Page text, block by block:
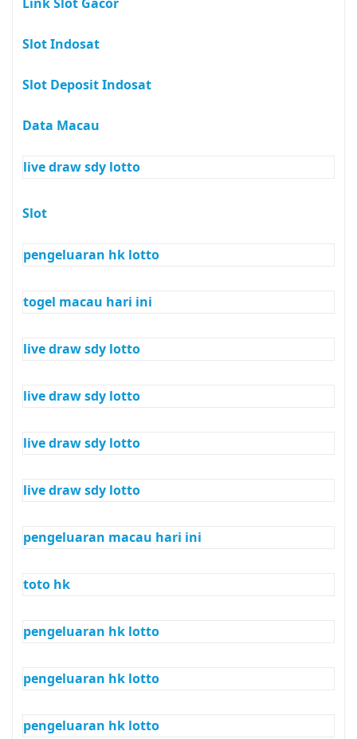
Slot Indosat
Slot Deposit Indosat
Data Macau
live draw sdy lotto
Slot
pengeluaran hk lotto
togel macau hari ini
live draw sdy lotto
live draw sdy lotto
live draw sdy lotto
live draw sdy lotto
pengeluaran macau hari ini
toto hk
pengeluaran hk lotto
pengeluaran hk lotto
pengeluaran hk lotto